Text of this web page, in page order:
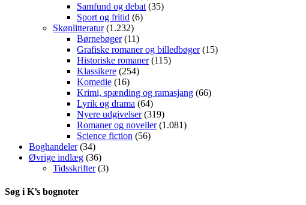
Samfund og debat (35)
Sport og fritid (6)
Skønlitteratur(1.232)
Børnebøger(11)
Grafiske romaner og billedbøger(15)
Historiske romaner(115)
Klassikere (254)
Komedie (16)
Krimi, spænding og ramasjang (66)
Lyrik og drama (64)
Nyere udgivelser(319)
Romaner og noveller(1.081)
Science fiction (56)
Boghandeler(34)
Øvrige indlæg (36)
Tidsskrifter(3)
Søg i K’s bognoter